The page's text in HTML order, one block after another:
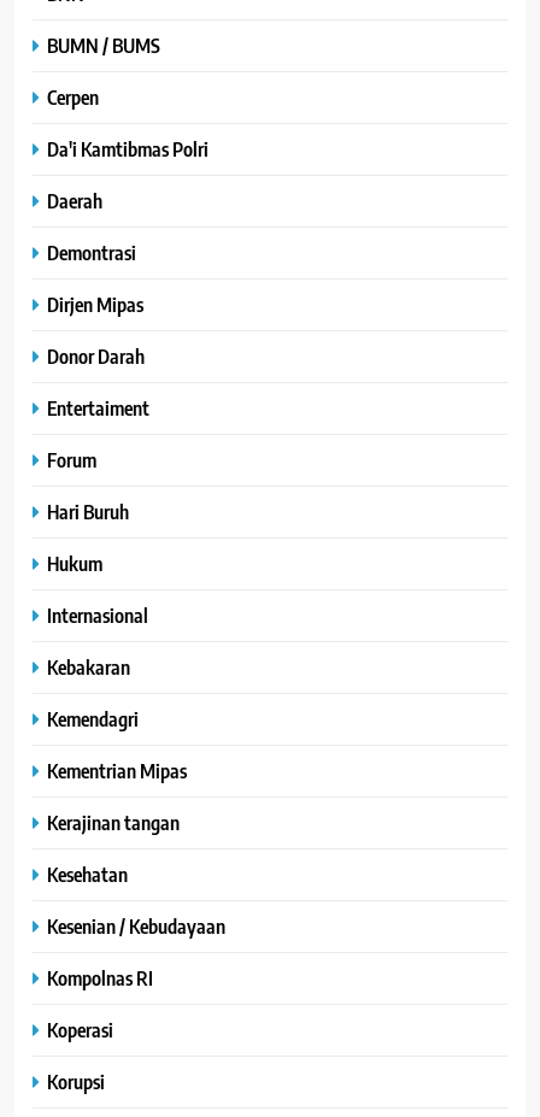
BUMN / BUMS
Cerpen
Da'i Kamtibmas Polri
Daerah
Demontrasi
Dirjen Mipas
Donor Darah
Entertaiment
Forum
Hari Buruh
Hukum
Internasional
Kebakaran
Kemendagri
Kementrian Mipas
Kerajinan tangan
Kesehatan
Kesenian / Kebudayaan
Kompolnas RI
Koperasi
Korupsi